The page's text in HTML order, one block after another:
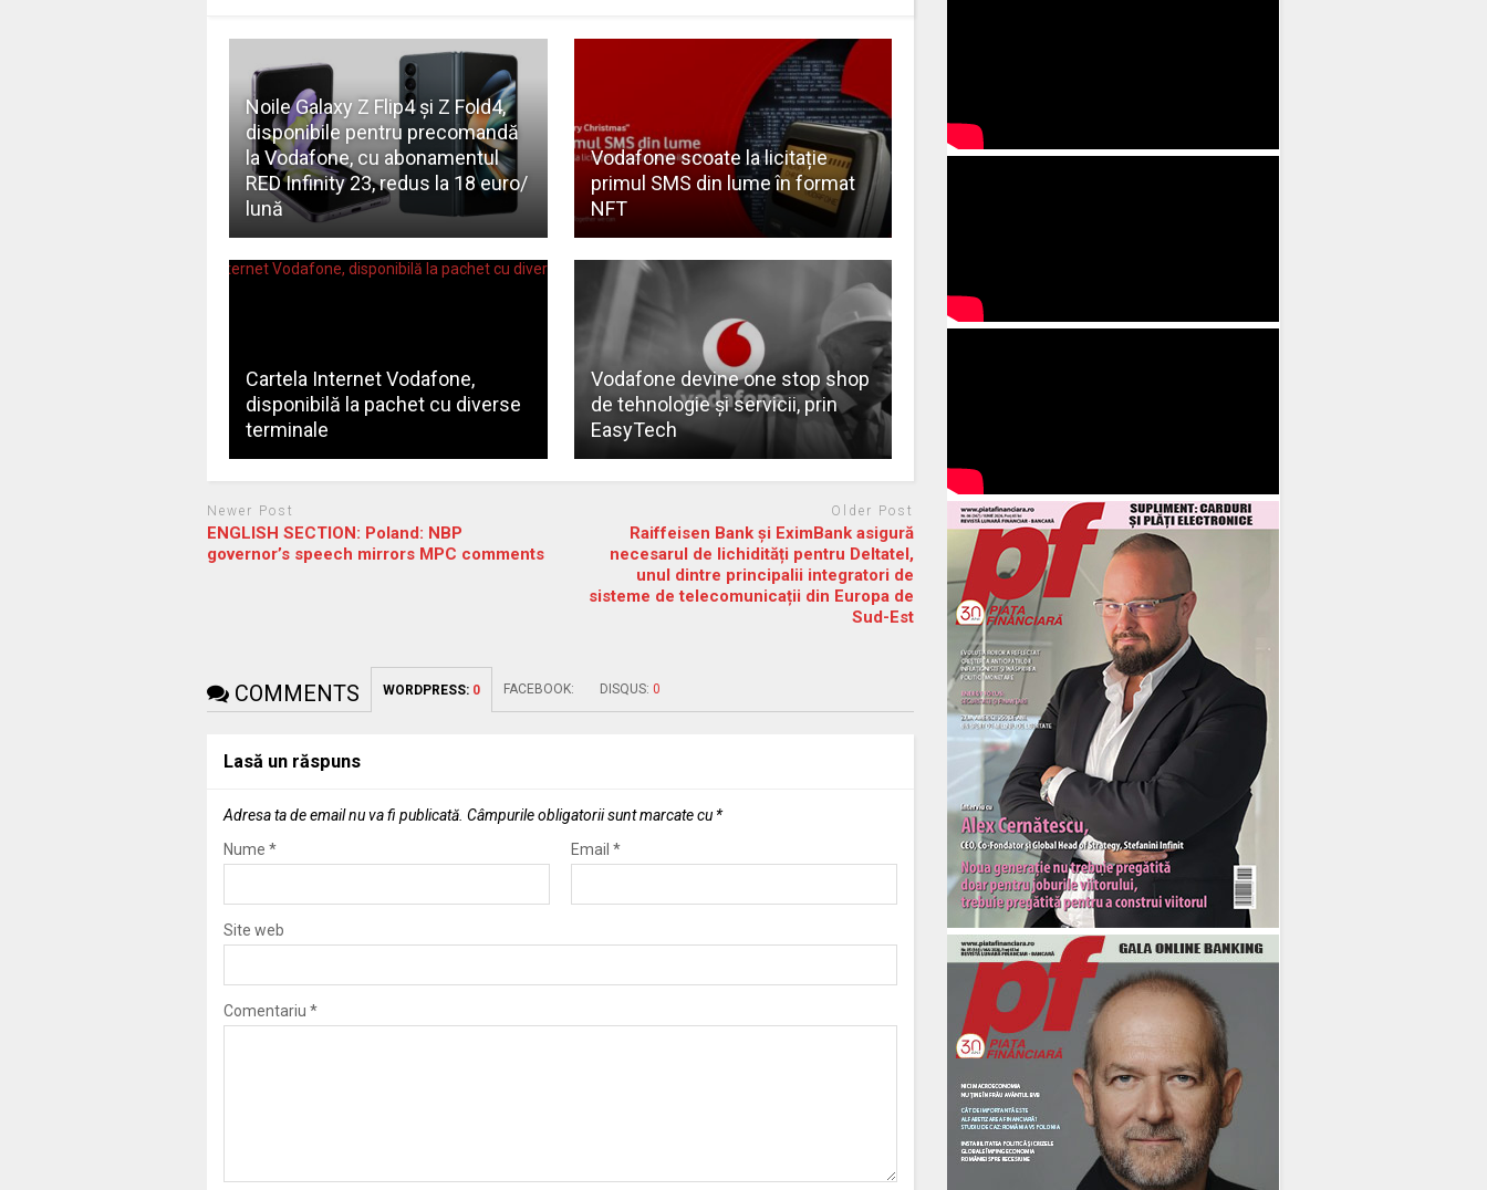
Noile Galaxy Z Flip4 și Z Fold4,
disponibile pentru precomandă
la Vodafone, cu abonamentul
RED Infinity 23, redus la 18 euro/
lună
Vodafone scoate la licitație
primul SMS din lume în format
NFT
Cartela Internet Vodafone,
disponibilă la pachet cu diverse
terminale
Vodafone devine one stop shop
de tehnologie și servicii, prin
EasyTech
Newer Post
ENGLISH SECTION: Poland: NBP
governor’s speech mirrors MPC comments
Older Post
Raiffeisen Bank și EximBank asigură
necesarul de lichidități pentru Deltatel,
unul dintre principalii integratori de
sisteme de telecomunicații din Europa de
Sud-Est
COMMENTS WORDPRESS: 0 FACEBOOK: DISQUS: 0
Lasă un răspuns
Adresa ta de email nu va fi publicată. Câmpurile obligatorii sunt marcate cu *
Nume * Email *
Site web
Comentariu *